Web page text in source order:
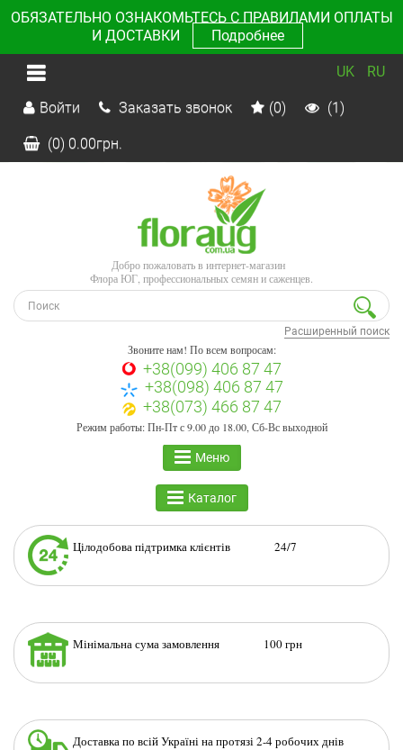
ОБЯЗАТЕЛЬНО ОЗНАКОМЬТЕСЬ С ПРАВИЛАМИ ОПЛАТЫ
И ДОСТАВКИ
Подробнее
UK RU
Войти Заказать звонок (0) (1)
(0) 0.00грн.
Добро пожаловать в интернет-магазин
Флора ЮГ, профессиональных семян и саженцев.
Расширенный поиск
Звоните нам! По всем вопросам:
+38(099) 406 87 47
+38(098) 406 87 47
+38(073) 466 87 47
Режим работы: Пн-Пт с 9.00 до 18.00, Сб-Вс выходной
Меню
Каталог
Цілодобова підтримка клієнтів 24/7
Мінімальна сума замовлення 100 грн
Доставка по всій Україні на протязі 2-4 робочих днів